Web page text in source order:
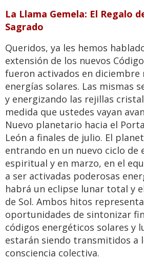
La Llama Gemela: El Regalo
Sagrado
Queridos, ya les hemos
extensión de los nuevos
fueron activados en diciembre
energías solares. Las mismas
y energizando las rejillas
medida que ustedes vayan
Nuevo planetario hacia el
León a finales de julio. El
entrando en un nuevo ciclo de
espiritual y en marzo, en el
a ser activadas poderosas
habrá un eclipse lunar total y
de Sol. Ambos hitos
oportunidades de sintonizar
códigos energéticos solares y
estarán siendo transmitidos a
consciencia colectiva.